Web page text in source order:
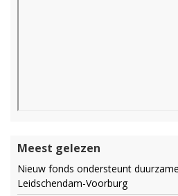
Meest gelezen
Nieuw fonds ondersteunt
Leidschendam-Voorburg